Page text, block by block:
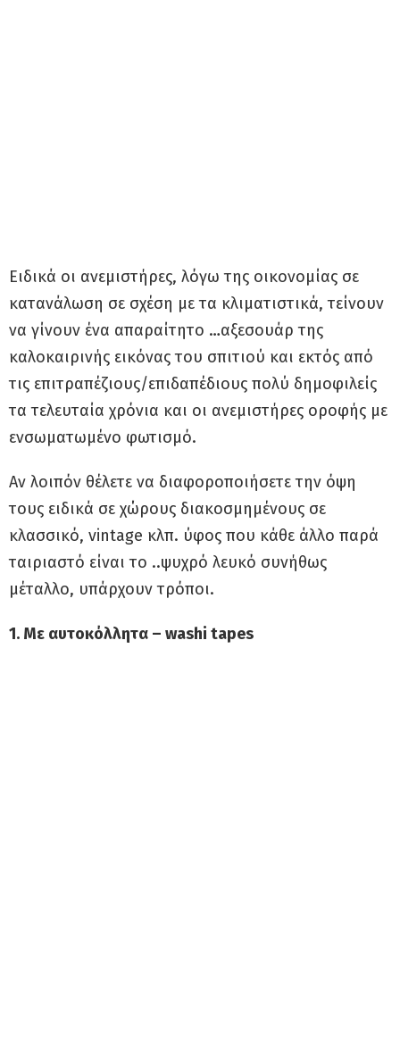
Ειδικά οι ανεμιστήρες, λόγω της οικονομίας σε
κατανάλωση σε σχέση με τα κλιματιστικά, τείνουν
να γίνουν ένα απαραίτητο …αξεσουάρ της
καλοκαιρινής εικόνας του σπιτιού και εκτός από
τις επιτραπέζιους/επιδαπέδιους πολύ δημοφιλείς
τα τελευταία χρόνια και οι ανεμιστήρες οροφής με
ενσωματωμένο φωτισμό.
Αν λοιπόν θέλετε να διαφοροποιήσετε την όψη
τους ειδικά σε χώρους διακοσμημένους σε
κλασσικό, vintage κλπ. ύφος που κάθε άλλο παρά
ταιριαστό είναι το ..ψυχρό λευκό συνήθως
μέταλλο, υπάρχουν τρόποι.
1. Με αυτοκόλλητα – washi tapes